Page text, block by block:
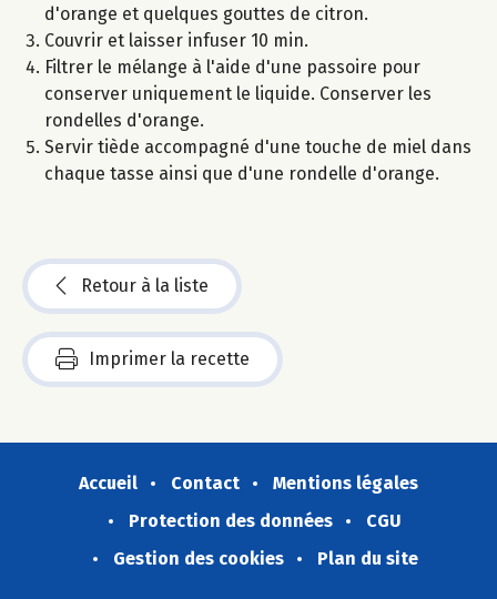
d'orange et quelques gouttes de citron.
Couvrir et laisser infuser 10 min.
Filtrer le mélange à l'aide d'une passoire pour
conserver uniquement le liquide. Conserver les
rondelles d'orange.
Servir tiède accompagné d'une touche de miel dans
chaque tasse ainsi que d'une rondelle d'orange.
Retour à la liste
Imprimer la recette
Accueil Contact
Mentions légales
Protection des données
CGU
Gestion des cookies
Plan du site